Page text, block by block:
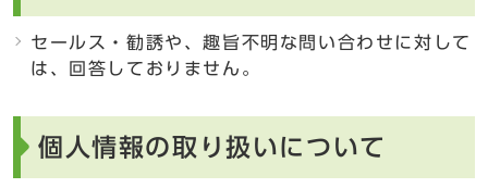
セールス・勧誘や、趣旨不明な問い合わせに対して
は、回答しておりません。
個人情報の取り扱いについて